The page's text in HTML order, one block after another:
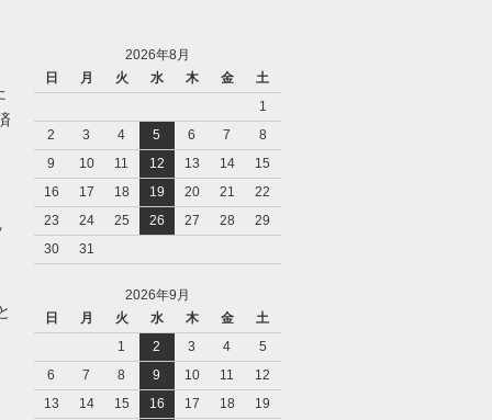
2026年8月
日
月 火 水 木 金
土
1
2
3 4 5 6 7
8
9
10 11 12 13 14
15
16
17 18 19 20 21
22
23
24 25 26 27 28
29
30
31
2026年9月
日
月 火 水 木 金
土
1
2 3 4
5
6
7 8 9 10 11
12
13
14 15 16 17 18 19